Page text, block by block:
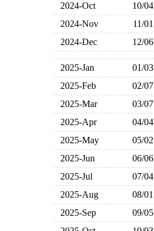
2024-Oct
10/04
2024-Nov
11/01
2024-Dec
12/06
2025-Jan 01/03
2025-Feb
02/07
2025-Mar
03/07
2025-Apr
04/04
2025-May
05/02
2025-Jun
06/06
2025-Jul
07/04
2025-Aug
08/01
2025-Sep
09/05